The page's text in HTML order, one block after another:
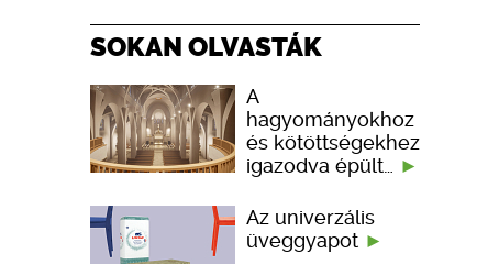
SOKAN OLVASTÁK
A
hagyományokhoz
és kötöttségekhez
igazodva épült…
Az univerzális
üveggyapot